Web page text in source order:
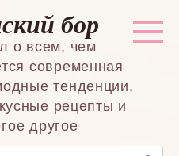
бор
о всем, чем
современная
тенденции,
рецепты и
другое